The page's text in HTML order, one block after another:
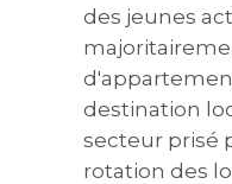
des jeunes
destination
secteur prisé
rotation des